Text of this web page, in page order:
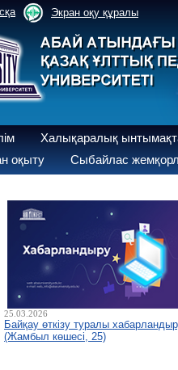
Экран оқу құралы
Халықаралық
оқыту Сыбайлас
25.03.2026
Байқау өткізу туралы
(Жамбыл көшесі, 25)